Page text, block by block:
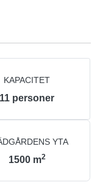
KAPACITET
11 personer
YTA
1500 m2